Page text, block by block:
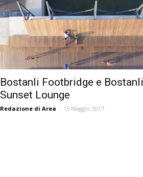
Bostanli Footbridge e Bostanli
Sunset Lounge
Redazione di Area - 15 Maggio 2017